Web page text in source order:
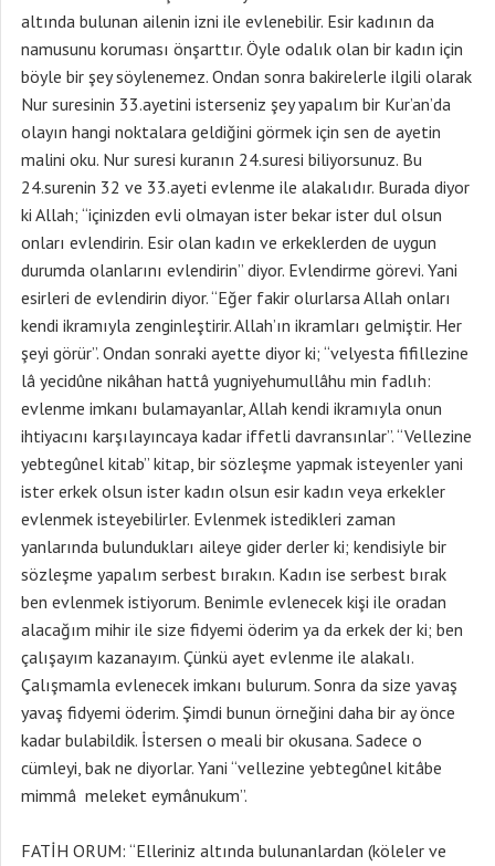
altında bulunan ailenin izni ile evlenebilir. Esir kadının da
namusunu koruması önşarttır. Öyle odalık olan bir kadın için
böyle bir şey söylenemez. Ondan sonra bakirelerle ilgili olarak
Nur suresinin 33.ayetini isterseniz şey yapalım bir Kur’an’da
olayın hangi noktalara geldiğini görmek için sen de ayetin
malini oku. Nur suresi kuranın 24.suresi biliyorsunuz. Bu
24.surenin 32 ve 33.ayeti evlenme ile alakalıdır. Burada diyor
ki Allah; “içinizden evli olmayan ister bekar ister dul olsun
onları evlendirin. Esir olan kadın ve erkeklerden de uygun
durumda olanlarını evlendirin” diyor. Evlendirme görevi. Yani
esirleri de evlendirin diyor. “Eğer fakir olurlarsa Allah onları
kendi ikramıyla zenginleştirir. Allah’ın ikramları gelmiştir. Her
şeyi görür”. Ondan sonraki ayette diyor ki; “velyesta fifillezine
lâ yecidûne nikâhan hattâ yugniyehumullâhu min fadlıh:
evlenme imkanı bulamayanlar, Allah kendi ikramıyla onun
ihtiyacını karşılayıncaya kadar iffetli davransınlar”. “Vellezine
yebtegûnel kitab” kitap, bir sözleşme yapmak isteyenler yani
ister erkek olsun ister kadın olsun esir kadın veya erkekler
evlenmek isteyebilirler. Evlenmek istedikleri zaman
yanlarında bulundukları aileye gider derler ki; kendisiyle bir
sözleşme yapalım serbest bırakın. Kadın ise serbest bırak
ben evlenmek istiyorum. Benimle evlenecek kişi ile oradan
alacağım mihir ile size fidyemi öderim ya da erkek der ki; ben
çalışayım kazanayım. Çünkü ayet evlenme ile alakalı.
Çalışmamla evlenecek imkanı bulurum. Sonra da size yavaş
yavaş fidyemi öderim. Şimdi bunun örneğini daha bir ay önce
kadar bulabildik. İstersen o meali bir okusana. Sadece o
cümleyi, bak ne diyorlar. Yani “vellezine yebtegûnel kitâbe
mimmâ meleket eymânukum”.
FATİH ORUM: “Elleriniz altında bulunanlardan (köleler ve